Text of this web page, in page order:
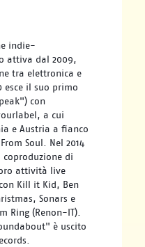
indie-
attiva dal 2009,
tra elettronica e
esce il suo primo
con
a cui
e Austria a fianco
Soul. Nel 2014
coproduzione di
attività live
Kill it Kid, Ben
Sonars e
Ring (Renon-IT).
è uscito